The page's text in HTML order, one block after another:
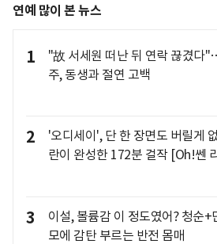
연예 많이 본 뉴스
1
"故 서세원 떠난 뒤 연락 끊겼다
주, 동생과 절연 고백
2
'오디세이', 단 한 장면도 버릴게
란이 완성한 172분 걸작 [Oh!쎈
3
이설, 볼륨감 이 정도였어? 청순+
모에 감탄 부르는 반전 몸매